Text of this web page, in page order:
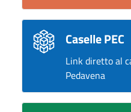
Caselle PEC
Link diretto al
Pedavena